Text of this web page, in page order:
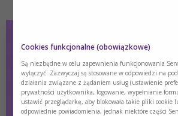
Cookies funkcjonalne (obowiązkowe)
Są niezbędne w celu zapewnienia funkcjonowania
wyłączyć. Zazwyczaj są stosowane w odpowiedzi na
działania związane z żądaniem usług (ustawienie
prywatności użytkownika, logowanie, wypełnianie
ustawić przeglądarkę, aby blokowała takie pliki cookie
odpowiednie powiadomienia, jednak niektóre części